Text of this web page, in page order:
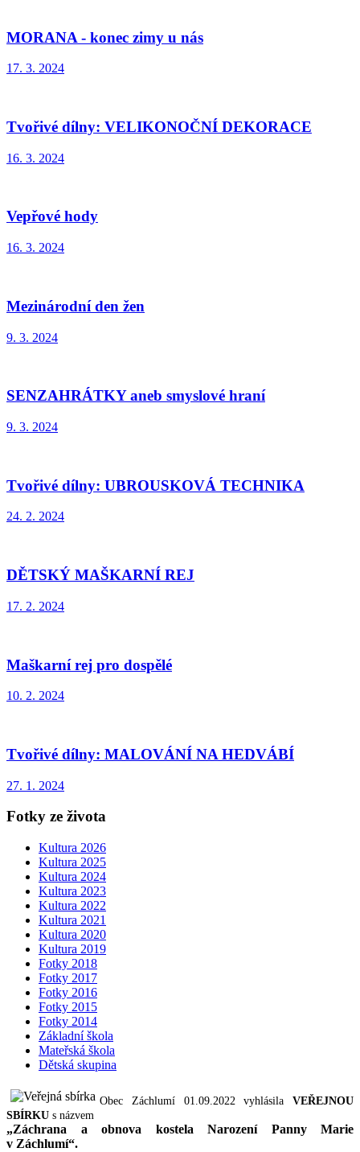
MORANA - konec zimy u nás
17. 3. 2024
Tvořivé dílny: VELIKONOČNÍ DEKORACE
16. 3. 2024
Vepřové hody
16. 3. 2024
Mezinárodní den žen
9. 3. 2024
SENZAHRÁTKY aneb smyslové hraní
9. 3. 2024
Tvořivé dílny: UBROUSKOVÁ TECHNIKA
24. 2. 2024
DĚTSKÝ MAŠKARNÍ REJ
17. 2. 2024
Maškarní rej pro dospělé
10. 2. 2024
Tvořivé dílny: MALOVÁNÍ NA HEDVÁBÍ
27. 1. 2024
Fotky ze života
Kultura 2026
Kultura 2025
Kultura 2024
Kultura 2023
Kultura 2022
Kultura 2021
Kultura 2020
Kultura 2019
Fotky 2018
Fotky 2017
Fotky 2016
Fotky 2015
Fotky 2014
Základní škola
Mateřská škola
Dětská skupina
Obec Záchlumí 01.09.2022 vyhlásila VEŘEJNOU
SBÍRKU s názvem
„Záchrana a obnova kostela Narození Panny Marie
v Záchlumí“.